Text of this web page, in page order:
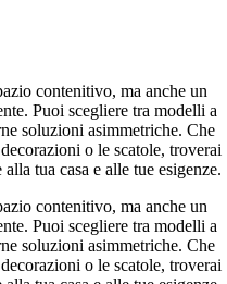
contenitivo, ma anche un
Puoi scegliere tra modelli a
soluzioni asimmetriche. Che
o le scatole, troverai
tua casa e alle tue esigenze.
contenitivo, ma anche un
Puoi scegliere tra modelli a
soluzioni asimmetriche. Che
o le scatole, troverai